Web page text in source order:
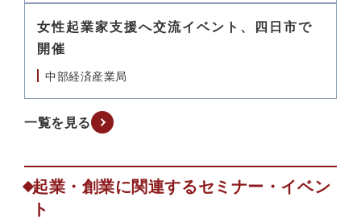
女性起業家支援へ交流イベント、四日市で
開催
中部経済産業局
一覧を見る
起業・創業に関連するセミナー・イベン
ト